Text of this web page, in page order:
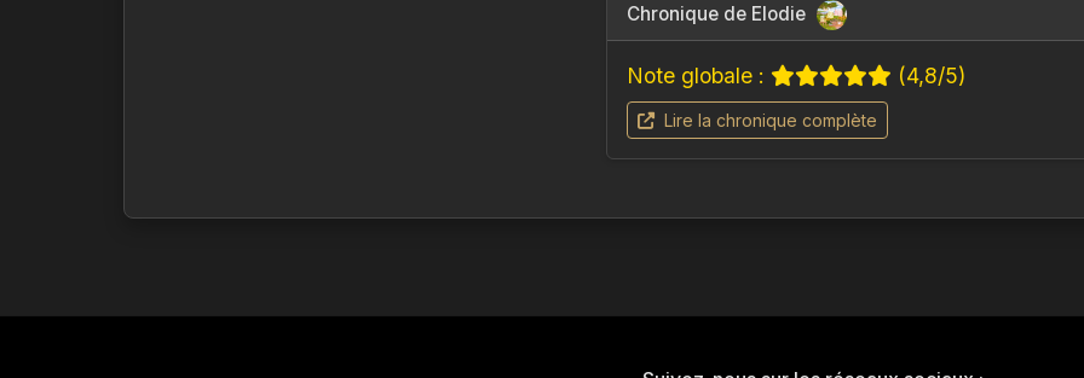
Chronique de Elodie
Note globale : (4,8/5)
Lire la chronique complète